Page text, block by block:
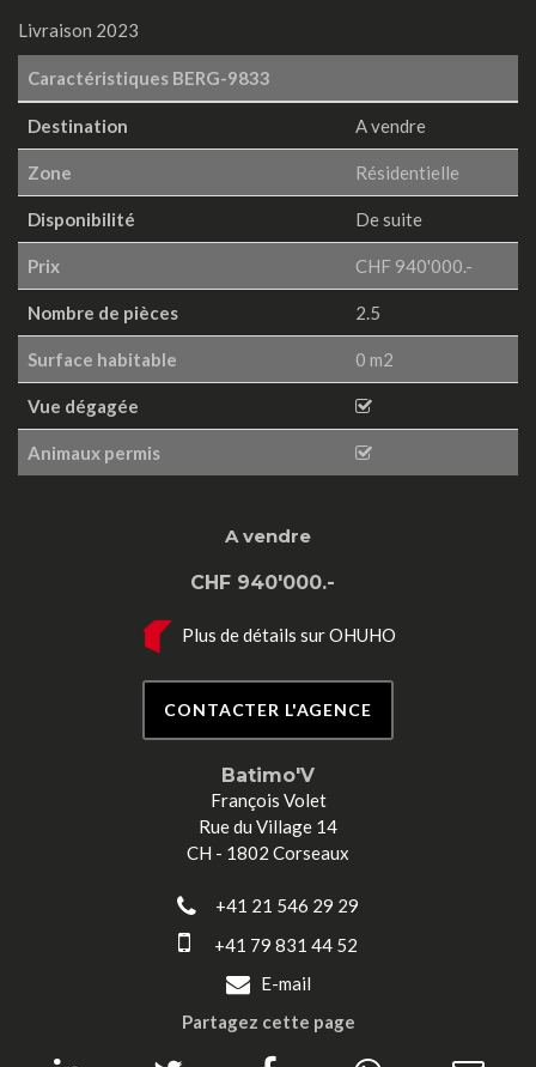
Livraison 2023
Caractéristiques BERG-9833
Destination A vendre
Zone Résidentielle
Disponibilité De suite
Prix CHF 940'000.-
Nombre de pièces 2.5
Surface habitable 0 m2
Vue dégagée
Animaux permis
A vendre
CHF 940'000.-
Plus de détails sur OHUHO
CONTACTER L'AGENCE
Batimo'V
François Volet
Rue du Village 14
CH - 1802 Corseaux
+41 21 546 29 29
+41 79 831 44 52
E-mail
Partagez cette page